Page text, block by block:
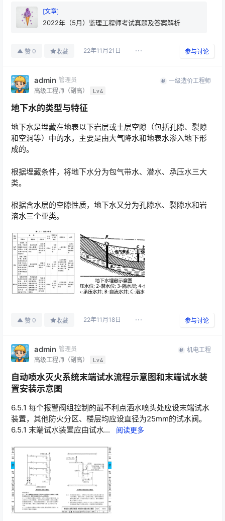
[文章]
2022年（5月）监理工程师考试真题及答案解析
赞 0 收藏 22年11月21日 参与讨论
admin 管理员
高级工程师（副高）
Lv4
一级造价工程师
地下水的类型与特征
地下水是埋藏在地表以下岩层或土层空隙（包括孔隙、裂隙
和空洞等）中的水，主要是由大气降水和地表水渗入地下形
成的。
根据埋藏条件，将地下水分为包气带水、潜水、承压水三大
类。
根据含水层的空隙性质，地下水又分为孔隙水、裂隙水和岩
溶水三个亚类。
赞 0 收藏 22年11月18日 参与讨论
admin 管理员
高级工程师（副高）
Lv4
机电工程
自动喷水灭火系统末端试水流程示意图和末端试水装
置安装示意图
6.5.1 每个报警阀组控制的最不利点洒水喷头处应设末端试水
装置，其他防火分区、楼层均应设直径为25mm的试水阀。
6.5.1 末端试水装置应由试水...
阅读更多